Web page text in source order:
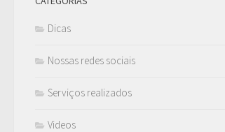
Dicas
Nossas redes sociais
Serviços realizados
Videos